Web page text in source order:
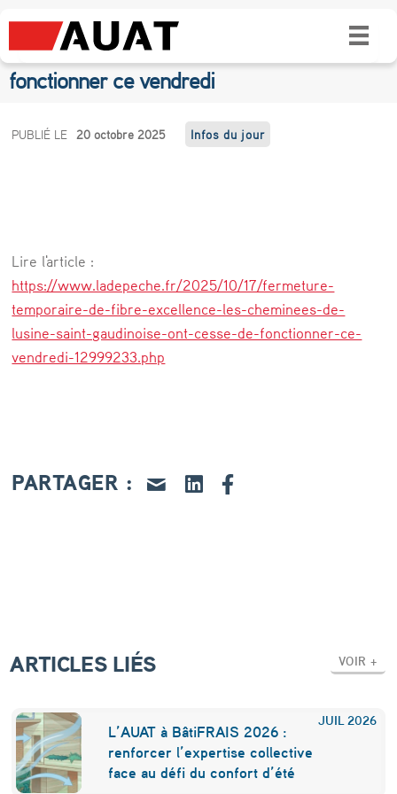
Fermeture temporaire de Fibre Excellence :
les cheminées de l’usine ont cessé de
fonctionner ce vendredi
F
e
t
u
r
e
p
e
e
F
PUBLIÉ LE 20 octobre 2025 Infos du jour
Lire l'article :
https://www.ladepeche.fr/2025/10/17/fermeture-
temporaire-de-fibre-excellence-les-cheminees-de-
lusine-saint-gaudinoise-ont-cesse-de-fonctionner-ce-
vendredi-12999233.php
PARTAGER :
ARTICLES LIÉS VOIR +
JUIL 2026
L’AUAT à BâtiFRAIS 2026 :
renforcer l’expertise collective
face au défi du confort d’été